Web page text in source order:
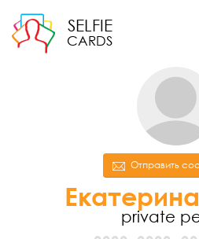
SELFIE
CARDS
Отправить
private